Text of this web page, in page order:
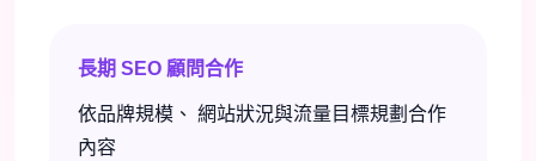
長期 SEO 顧問合作
依品牌規模、 網站狀況與流量目標規劃合作
內容